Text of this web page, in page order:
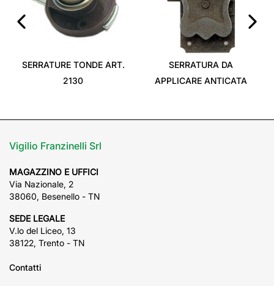
SERRATURE TONDE ART.
2130
SERRATURA DA
APPLICARE ANTICATA
Vigilio Franzinelli Srl
MAGAZZINO E UFFICI
Via Nazionale, 2
38060, Besenello - TN
SEDE LEGALE
V.lo del Liceo, 13
38122, Trento - TN
Contatti